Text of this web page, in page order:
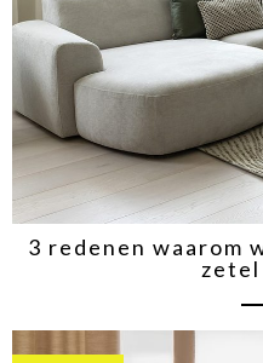
3 redenen waarom
zetel